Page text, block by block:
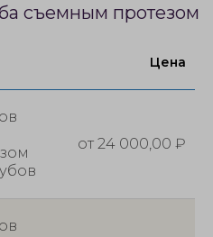
съемным протезом
Цена
от 24 000,00 ₽